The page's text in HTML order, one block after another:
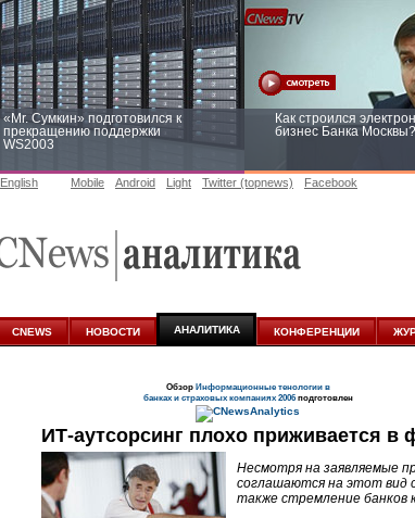
«Mr. Сумкин» подготовился к
прекращению поддержки
WS2003
Как строился
бизнес Банка Москвы?
аналитике
English Mobile Android Light Twitter (topnews) Facebook
CNEWS НОВОСТИ АНАЛИТИКА КОНФЕРЕНЦИИ
Обзор Информационные тенологии в
банках и страховых компаниях 2006подготовлен
ИТ-аутсорсинг плохо приживается в
Несмотря на заявляемые
соглашаются на этот вид
также стремление банков